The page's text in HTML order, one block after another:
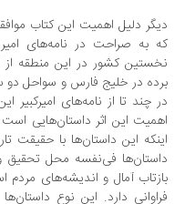
دلیل اهمیت این کتاب موافقت
به صراحت در نامه‌های امیر
کشور در این منطقه از
در خلیج فارس و سواحل دو سوی
چند تا از نامه‌های امیرکبیر این
این اثر داستان‌هایی است که
این داستان‌ها با حقیقت تاریخی
فی‌نفسه محل تحقیق و توجه
آمال و اندیشه‌های مردم است و
دارد. این نوع داستان‌ها از